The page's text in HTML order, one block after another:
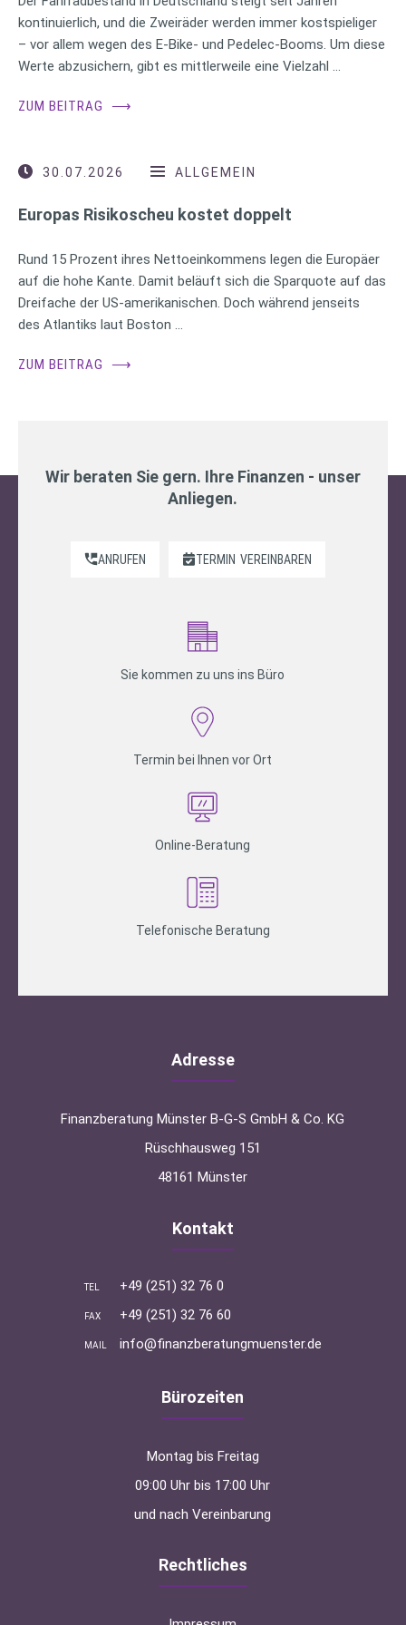
kontinuierlich, und die Zweiräder werden immer kostspieliger
– vor allem wegen des E-Bike- und Pedelec-Booms. Um diese
Werte abzusichern, gibt es mittlerweile eine Vielzahl …
ZUM BEITRAG ⟶
30.07.2026 ALLGEMEIN
Europas Risikoscheu kostet doppelt
Rund 15 Prozent ihres Nettoeinkommens legen die Europäer
auf die hohe Kante. Damit beläuft sich die Sparquote auf das
Dreifache der US-amerikanischen. Doch während jenseits
des Atlantiks laut Boston …
ZUM BEITRAG ⟶
Wir beraten Sie gern. Ihre Finanzen - unser
Anliegen.
ANRUFEN TERMIN VEREINBAREN
Sie kommen zu uns ins Büro
Termin bei Ihnen vor Ort
Online-Beratung
Telefonische Beratung
Adresse
Finanzberatung Münster B-G-S GmbH & Co. KG
Rüschhausweg 151
48161 Münster
Kontakt
TEL +49 (251) 32 76 0
FAX +49 (251) 32 76 60
MAIL info@finanzberatungmuenster.de
Bürozeiten
Montag bis Freitag
09:00 Uhr bis 17:00 Uhr
und nach Vereinbarung
Rechtliches